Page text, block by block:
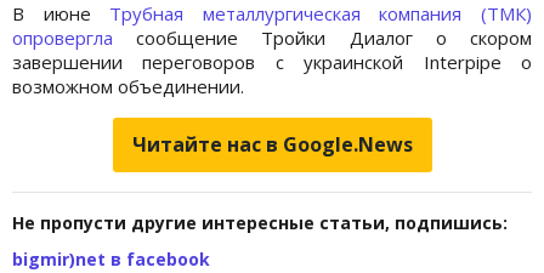
В июне Трубная металлургическая компания (ТМК)
опровергласообщение Тройки Диалог о скором
завершении переговоров с украинской Interpipe о
возможном объединении.
Читайте нас в Google.News
Не пропусти другие интересные статьи, подпишись:
bigmir)net в facebook